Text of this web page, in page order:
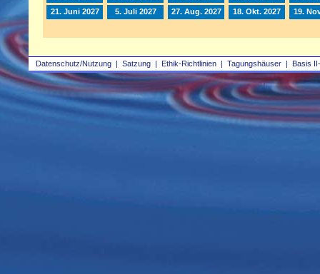
Datenschutz/Nutzung | Satzung | Ethik-Richtlinien | Tagungshäuser | Basis
21. Juni 2027
5. Juli 2027 27. Aug. 2027 18. Okt. 2027 19.